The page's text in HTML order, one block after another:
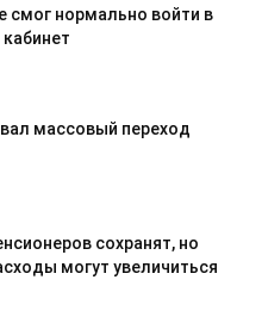
смог нормально войти в
массовый переход
сохранят, но
могут увеличиться